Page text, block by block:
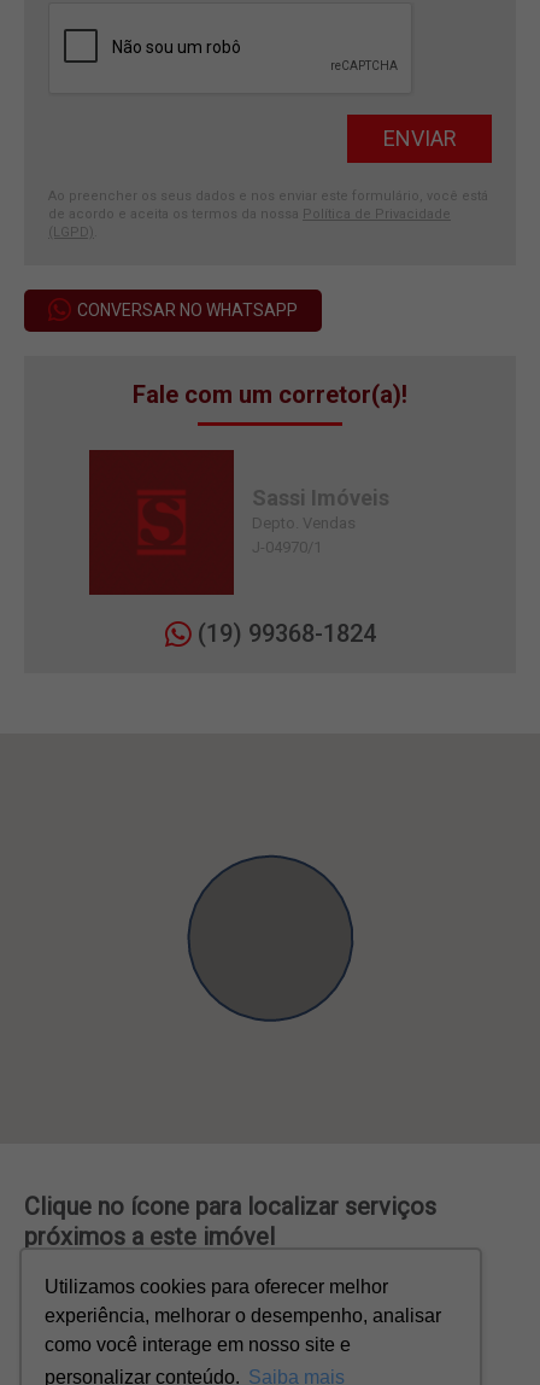
Ao preencher os seus dados e nos enviar este formulário, você está
de acordo e aceita os termos da nossa Política de Privacidade
(LGPD)
CONVERSAR NO WHATSAPP
Fale com um corretor(a)!
Sassi Imóveis
Depto. Vendas
J-04970/1
(19) 99368-1824